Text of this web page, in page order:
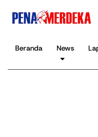
Beranda News